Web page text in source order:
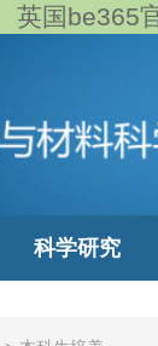
英国be365
科学研究